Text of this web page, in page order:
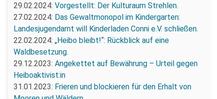
29.02.2024: Vorgestellt: Der Kulturaum Strehlen.
27.02.2024: Das Gewaltmonopol im Kindergarten:
Landesjugendamt will Kinderladen Conni e.V. schließen.
22.02.2024: „Heibo bleibt!“: Rückblick auf eine
Waldbesetzung.
29.12.2023: Angekettet auf Bewährung – Urteil gegen
Heiboaktivist:in
31.01.2023: Frieren und blockieren für den Erhalt von